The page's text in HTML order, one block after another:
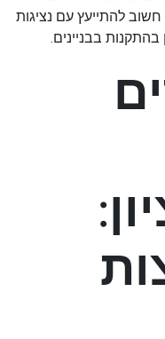
להתייעץ עם נציגות
בבניינים.